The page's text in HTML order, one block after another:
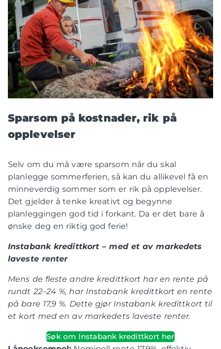
Sparsom på kostnader, rik på
opplevelser
Selv om du må være sparsom når du skal
planlegge sommerferien, så kan du allikevel få en
minneverdig sommer som er rik på opplevelser.
Det gjelder å tenke kreativt og begynne
planleggingen god tid i forkant. Da er det bare å
ønske deg en riktig god ferie!
Instabank kredittkort – med et av markedets
laveste renter
Mens de fleste andre kredittkort har en rente på
rundt 22–24 %, har Instabank kredittkort en rente
på bare 17,9 %. Dette gjør Instabank kredittkort til
et kort med en av markedets laveste renter.
Søk om Instabank kredittkort her